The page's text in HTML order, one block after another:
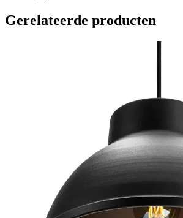
Gerelateerde producten